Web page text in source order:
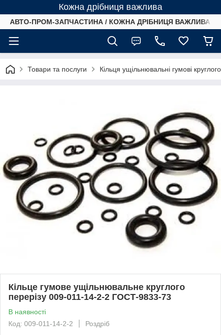
Кожна дрібниця важлива
АВТО-ПРОМ-ЗАПЧАСТИНА / КОЖНА ДРІБНИЦЯ ВАЖЛИВА /
Товари та послуги Кільця ущільнювальні гумові
Кільце гумове ущільнювальне круглого
перерізу 009-011-14-2-2 ГОСТ-9833-73
В наявності
Код: 009-011-14-2-2
Роздріб